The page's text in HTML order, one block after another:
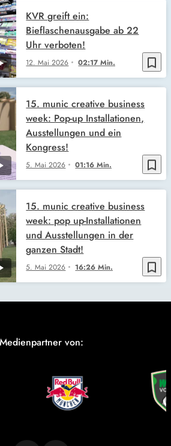
bookmark_border
12. Mai 2026 02:17 Min.
KVR greift ein:
Bieflaschenausgabe ab 22
Uhr verboten!
bookmark_border
5. Mai 2026 01:16 Min.
15. munic creative business
week: Pop-up Installationen,
Ausstellungen und ein
Kongress!
bookmark_border
5. Mai 2026 16:26 Min.
15. munic creative business
week: pop up-Installationen
und Ausstellungen in der
ganzen Stadt!
Medienpartner von: